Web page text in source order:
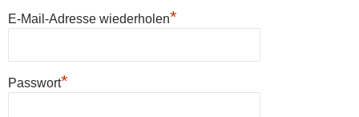
E-Mail-Adresse wiederholen*
Passwort*